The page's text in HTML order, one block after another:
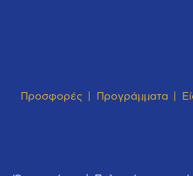
Προσφορές Προγράμματα